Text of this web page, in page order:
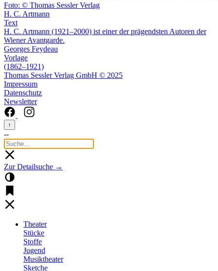
Foto: © Thomas Sessler Verlag
H. C. Artmann
Text
H. C. Artmann (1921–2000) ist einer der prägendsten Autoren der
Wiener Avantgarde.
Georges Feydeau
Vorlage
(1862–1921)
Thomas Sessler Verlag GmbH © 2025
Impressum
Datenschutz
Newsletter
↑
--
Zur Detailsuche →
Theater
Stücke
Stoffe
Jugend
Musiktheater
Sketche